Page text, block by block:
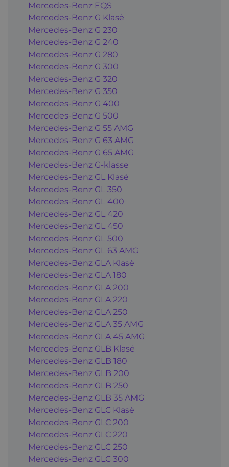
Mercedes-Benz EQS
Mercedes-Benz G Klasė
Mercedes-Benz G 230
Mercedes-Benz G 240
Mercedes-Benz G 280
Mercedes-Benz G 300
Mercedes-Benz G 320
Mercedes-Benz G 350
Mercedes-Benz G 400
Mercedes-Benz G 500
Mercedes-Benz G 55 AMG
Mercedes-Benz G 63 AMG
Mercedes-Benz G 65 AMG
Mercedes-Benz G-klasse
Mercedes-Benz GL Klasė
Mercedes-Benz GL 350
Mercedes-Benz GL 400
Mercedes-Benz GL 420
Mercedes-Benz GL 450
Mercedes-Benz GL 500
Mercedes-Benz GL 63 AMG
Mercedes-Benz GLA Klasė
Mercedes-Benz GLA 180
Mercedes-Benz GLA 200
Mercedes-Benz GLA 220
Mercedes-Benz GLA 250
Mercedes-Benz GLA 35 AMG
Mercedes-Benz GLA 45 AMG
Mercedes-Benz GLB Klasė
Mercedes-Benz GLB 180
Mercedes-Benz GLB 200
Mercedes-Benz GLB 250
Mercedes-Benz GLB 35 AMG
Mercedes-Benz GLC Klasė
Mercedes-Benz GLC 200
Mercedes-Benz GLC 220
Mercedes-Benz GLC 250
Mercedes-Benz GLC 300